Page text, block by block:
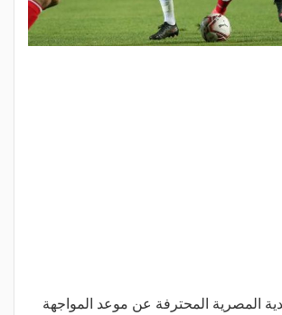
المصرية المحترفة عن موعد المواجهة